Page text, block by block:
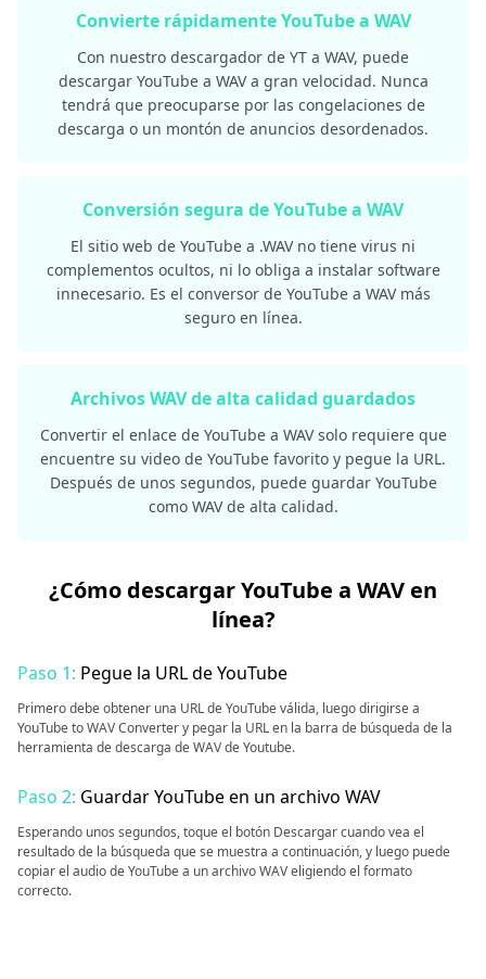
Convierte rápidamente YouTube a WAV
Con nuestro descargador de YT a WAV, puede
descargar YouTube a WAV a gran velocidad. Nunca
tendrá que preocuparse por las congelaciones de
descarga o un montón de anuncios desordenados.
Conversión segura de YouTube a WAV
El sitio web de YouTube a .WAV no tiene virus ni
complementos ocultos, ni lo obliga a instalar software
innecesario. Es el conversor de YouTube a WAV más
seguro en línea.
Archivos WAV de alta calidad guardados
Convertir el enlace de YouTube a WAV solo requiere que
encuentre su video de YouTube favorito y pegue la URL.
Después de unos segundos, puede guardar YouTube
como WAV de alta calidad.
¿Cómo descargar YouTube a WAV en
línea?
Paso 1: Pegue la URL de YouTube
Primero debe obtener una URL de YouTube válida, luego dirigirse a
YouTube to WAV Converter y pegar la URL en la barra de búsqueda de la
herramienta de descarga de WAV de Youtube.
Paso 2: Guardar YouTube en un archivo WAV
Esperando unos segundos, toque el botón Descargar cuando vea el
resultado de la búsqueda que se muestra a continuación, y luego puede
copiar el audio de YouTube a un archivo WAV eligiendo el formato
correcto.